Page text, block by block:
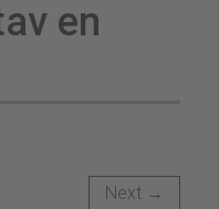
en
Next →